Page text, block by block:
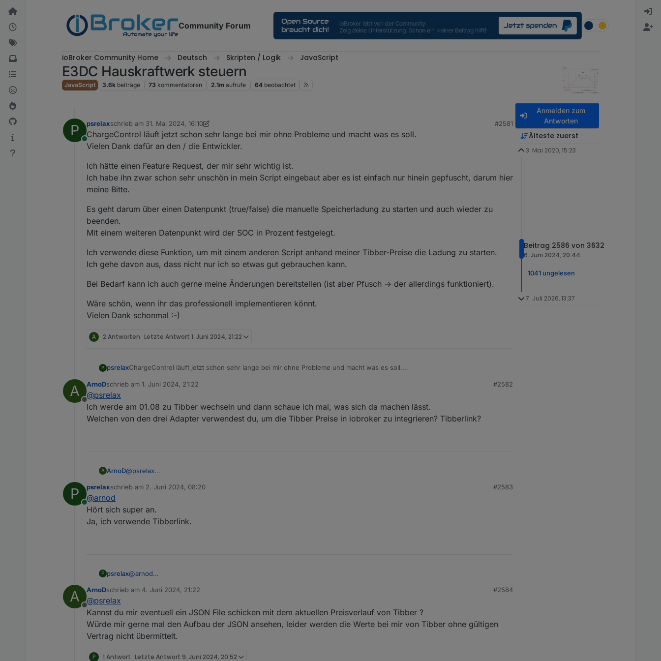
Weiter zum Inhalt
Community Forum
ioBroker Community Home Deutsch Skripten / Logik JavaScript
E3DC Hauskraftwerk steuern
JavaScript 3.6k beiträge 73 kommentatoren 2.1m aufrufe 64 beobachtet
P
Online
psrelaxschrieb am 31. Mai 2024, 16:10
zuletzt editiert von psrelax6. Jan. 2024, 17:41
#2581
ChargeControl läuft jetzt schon sehr lange bei mir ohne Probleme und macht was es soll.
Vielen Dank dafür an den / die Entwickler.
Ich hätte einen Feature Request, der mir sehr wichtig ist.
Ich habe ihn zwar schon sehr unschön in mein Script eingebaut aber es ist einfach nur hinein gepfuscht, darum hier
meine Bitte.
Es geht darum über einen Datenpunkt (true/false) die manuelle Speicherladung zu starten und auch wieder zu
beenden.
Mit einem weiteren Datenpunkt wird der SOC in Prozent festgelegt.
Ich verwende diese Funktion, um mit einem anderen Script anhand meiner Tibber-Preise die Ladung zu starten.
Ich gehe davon aus, dass nicht nur ich so etwas gut gebrauchen kann.
Bei Bedarf kann ich auch gerne meine Änderungen bereitstellen (ist aber Pfusch -> der allerdings funktioniert).
Wäre schön, wenn ihr das professionell implementieren könnt.
Vielen Dank schonmal :-)
A 2 Antworten Letzte Antwort 1. Juni 2024, 21:22
P psrelaxChargeControl läuft jetzt schon sehr lange bei mir ohne Probleme und macht was es soll.
Ich hätte einen Feature Request, der mir sehr wichtig ist.
Bitte.
Es geht darum über einen Datenpunkt (true/false) die manuelle Speicherladung zu starten und auch wieder zu beenden.
Mit einem weiteren Datenpunkt wird der SOC in Prozent festgelegt.
Ich verwende diese Funktion, um mit einem anderen Script anhand meiner Tibber-Preise die Ladung zu starten.
Vielen Dank schonmal :-)
A
Offline
ArnoDschrieb am 1. Juni 2024, 21:22
zuletzt editiert von
#2582
@psrelax
Ich werde am 01.08 zu Tibber wechseln und dann schaue ich mal, was sich da machen lässt.
Welchen von den drei Adapter verwendest du, um die Tibber Preise in iobroker zu integrieren? Tibberlink?
A ArnoD@psrelax
Welchen von den drei Adapter verwendest du, um die Tibber Preise in iobroker zu integrieren? Tibberlink?
P
Online
psrelaxschrieb am 2. Juni 2024, 08:20
zuletzt editiert von
#2583
@arnod
Hört sich super an.
Ja, ich verwende Tibberlink.
P psrelax@arnod
Ja, ich verwende Tibberlink.
A
Offline
ArnoDschrieb am 4. Juni 2024, 21:22
zuletzt editiert von
#2584
@psrelax
Kannst du mir eventuell ein JSON File schicken mit dem aktuellen Preisverlauf von Tibber ?
Würde mir gerne mal den Aufbau der JSON ansehen, leider werden die Werte bei mir von Tibber ohne gültigen
Vertrag nicht übermittelt.
P 1 Antwort Letzte Antwort 9. Juni 2024, 20:52
Anmelden zum
Antworten
Älteste zuerst
3. Mai 2020, 15:23
Beitrag 2586 von 3632
6. Juni 2024, 20:44
1041 ungelesen
7. Juli 2026, 13:37